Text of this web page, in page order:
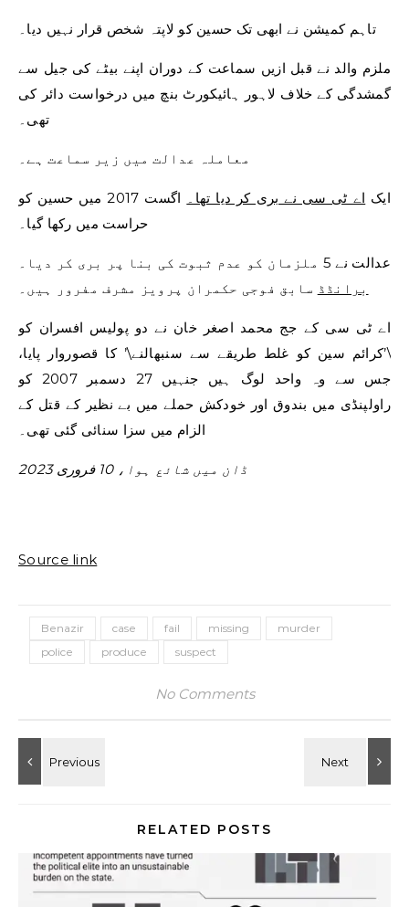
تاہم کمیشن نے ابھی تک حسین کو لاپتہ شخص قرار نہیں دیا۔
ملزم والد نے قبل ازیں سماعت کے دوران اپنے بیٹے کی جیل سے
گمشدگی کے خلاف لاہور ہائیکورٹ بنچ میں درخواست دائر کی
تھی۔
معاملہ عدالت میں زیر سماعت ہے۔
ایک اے ٹی سی نے بری کر دیا تھا۔
اگست 2017 میں حسین کو
حراست میں رکھا گیا۔
عدالت نے 5 ملزمان کو عدم ثبوت کی بنا پر بری کر دیا۔
برانڈڈ سابق فوجی حکمران پرویز مشرف مفرور ہیں۔
اے ٹی سی کے جج محمد اصغر خان نے دو پولیس افسران کو
\’کرائم سین کو غلط طریقے سے سنبھالنے\’ کا قصوروار پایا،
جس سے وہ واحد لوگ ہیں جنہیں 27 دسمبر 2007 کو
راولپنڈی میں بندوق اور خودکش حملے میں بے نظیر کے قتل کے
الزام میں سزا سنائی گئی تھی۔
ڈان میں شائع ہوا، 10 فروری 2023
Source link
Benazir case fail missing
murder
police
produce suspect
No Comments
RELATED POSTS